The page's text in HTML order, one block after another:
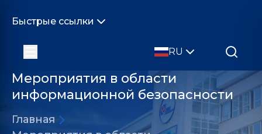
Быстрые ссылки
RU
Мероприятия в области
информационной безопасности
Главная